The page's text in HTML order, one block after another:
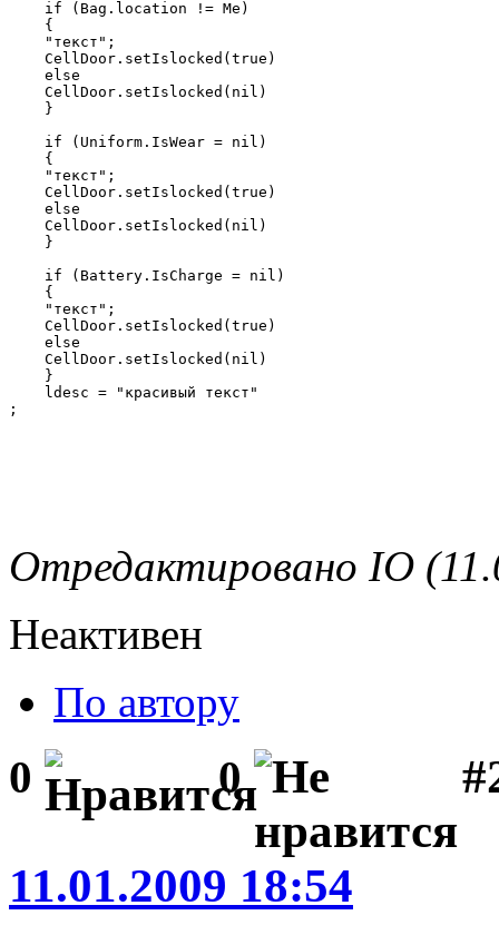
    if (Bag.location != Me)
    {
    "текст";
    CellDoor.setIslocked(true)
    else
    CellDoor.setIslocked(nil)
    }
    if (Uniform.IsWear = nil)
    {
    "текст";
    CellDoor.setIslocked(true)
    else
    CellDoor.setIslocked(nil)
    }
    if (Battery.IsCharge = nil)
    {
    "текст";
    CellDoor.setIslocked(true)
    else
    CellDoor.setIslocked(nil)
    }
    ldesc = "красивый текст"
;
Отредактировано IO
Неактивен
По автору
0 0
11.01.2009 18:54